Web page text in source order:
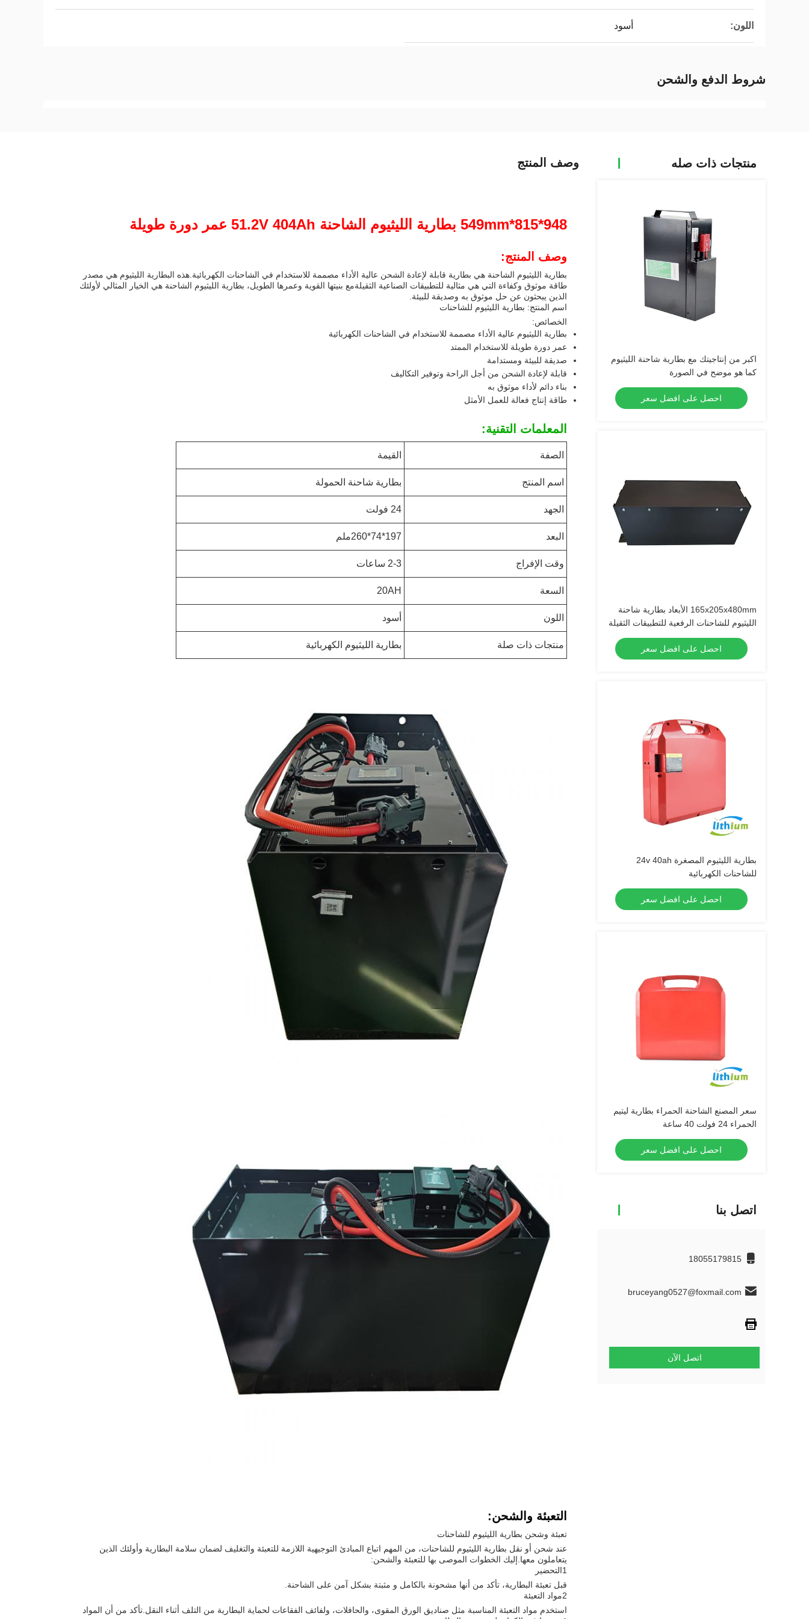
اللون: أسود
شروط الدفع والشحن
منتجات ذات صله
اكبر من إنتاجيتك مع بطارية شاحنة الليثيوم
كما هو موضح في الصورة
احصل على افضل سعر
165x205x480mm الأبعاد بطارية شاحنة
الليثيوم للشاحنات الرفعية للتطبيقات الثقيلة
احصل على افضل سعر
بطارية الليثيوم المصغرة 24v 40ah
للشاحنات الكهربائية
احصل على افضل سعر
سعر المصنع الشاحنة الحمراء بطارية ليتيم
الحمراء 24 فولت 40 ساعة
احصل على افضل سعر
اتصل بنا
18055179815
bruceyang0527@foxmail.com
اتصل الآن
وصف المنتج
948*815*549mm بطارية الليثيوم الشاحنة 51.2V 404Ah عمر دورة طويلة
وصف المنتج:
بطارية الليثيوم الشاحنة هي بطارية قابلة لإعادة الشحن عالية الأداء مصممة للاستخدام في الشاحنات الكهربائية.هذه البطارية الليثيوم هي مصدر
طاقة موثوق وكفاءة التي هي مثالية للتطبيقات الصناعية الثقيلةمع بنيتها القوية وعمرها الطويل، بطارية الليثيوم الشاحنة هي الخيار المثالي لأولئك
الذين يبحثون عن حل موثوق به وصديقة للبيئة.
اسم المنتج: بطارية الليثيوم للشاحنات
الخصائص:
بطارية الليثيوم عالية الأداء مصممة للاستخدام في الشاحنات الكهربائية
عمر دورة طويلة للاستخدام الممتد
صديقة للبيئة ومستدامة
قابلة لإعادة الشحن من أجل الراحة وتوفير التكاليف
بناء دائم لأداء موثوق به
طاقة إنتاج فعالة للعمل الأمثل
المعلمات التقنية:
الصفة القيمة
اسم المنتج بطارية شاحنة الحمولة
الجهد 24 فولت
البعد 197*74*260ملم
وقت الإفراج 2-3 ساعات
السعة 20AH
اللون أسود
منتجات ذات صلة بطارية الليثيوم الكهربائية
التعبئة والشحن:
تعبئة وشحن بطارية الليثيوم للشاحنات
عند شحن أو نقل بطارية الليثيوم للشاحنات، من المهم اتباع المبادئ التوجيهية اللازمة للتعبئة والتغليف لضمان سلامة البطارية وأولئك الذين
يتعاملون معها.إليك الخطوات الموصى بها للتعبئة والشحن:
1التحضير
قبل تعبئة البطارية، تأكد من أنها مشحونة بالكامل و مثبتة بشكل آمن على الشاحنة.
2مواد التعبئة
استخدم مواد التعبئة المناسبة مثل صناديق الورق المقوى، والحافلات، ولفائف الفقاعات لحماية البطارية من التلف أثناء النقل.تأكد من أن المواد